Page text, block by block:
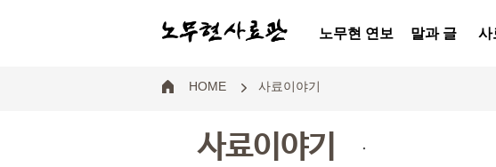
노무현 연보 말과 글 사
HOME 사료이야기
사료이야기 .